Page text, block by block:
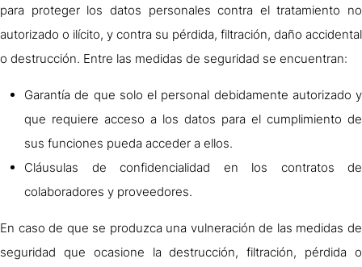
para proteger los datos personales contra el tratamiento no
autorizado o ilícito, y contra su pérdida, filtración, daño accidental
o destrucción. Entre las medidas de seguridad se encuentran:
Garantía de que solo el personal debidamente autorizado y
que requiere acceso a los datos para el cumplimiento de
sus funciones pueda acceder a ellos.
Cláusulas de confidencialidad en los contratos de
colaboradores y proveedores.
En caso de que se produzca una vulneración de las medidas de
seguridad que ocasione la destrucción, filtración, pérdida o